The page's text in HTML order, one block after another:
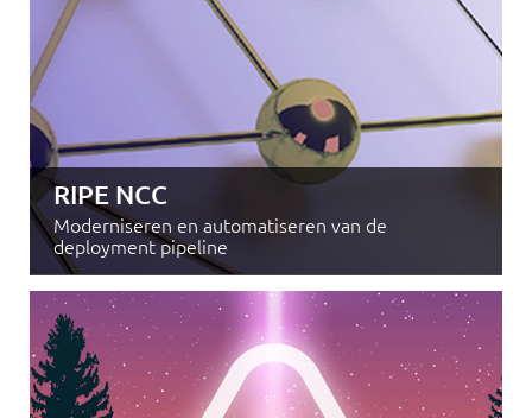
RIPE NCC
Moderniseren en automatiseren van de
deployment pipeline